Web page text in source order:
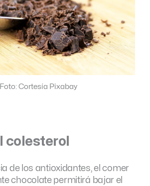
Foto: Cortesía Pixabay
colesterol
de los antioxidantes, el comer
chocolate permitirá bajar el